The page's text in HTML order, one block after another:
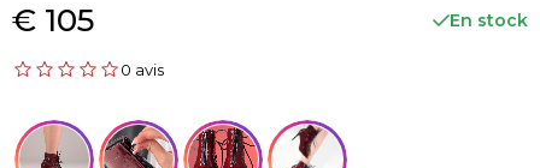
€ 105 En stock
0 avis